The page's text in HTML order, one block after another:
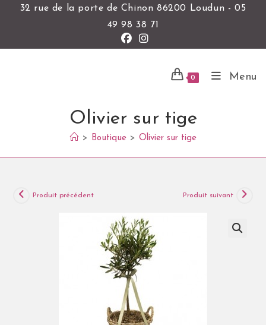
32 rue de la porte de Chinon 86200 Loudun - 05
49 98 38 71
0 Menu
Olivier sur tige
> Boutique > Olivier sur tige
Produit précédent Produit suivant